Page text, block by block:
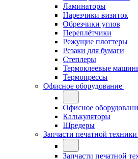
Ламинаторы
Нарезчики визиток
Обрезчики углов
Переплётчики
Режущие плоттеры
Резаки для бумаги
Степлеры
Термоклеевые
Термопрессы
Офисное оборудование
Офисное
Калькуляторы
Шредеры
Запчасти печатной техники
Запчасти печатной